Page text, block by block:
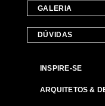
GALERIA
DÚVIDAS
INSPIRE-SE
ARQUITETOS &